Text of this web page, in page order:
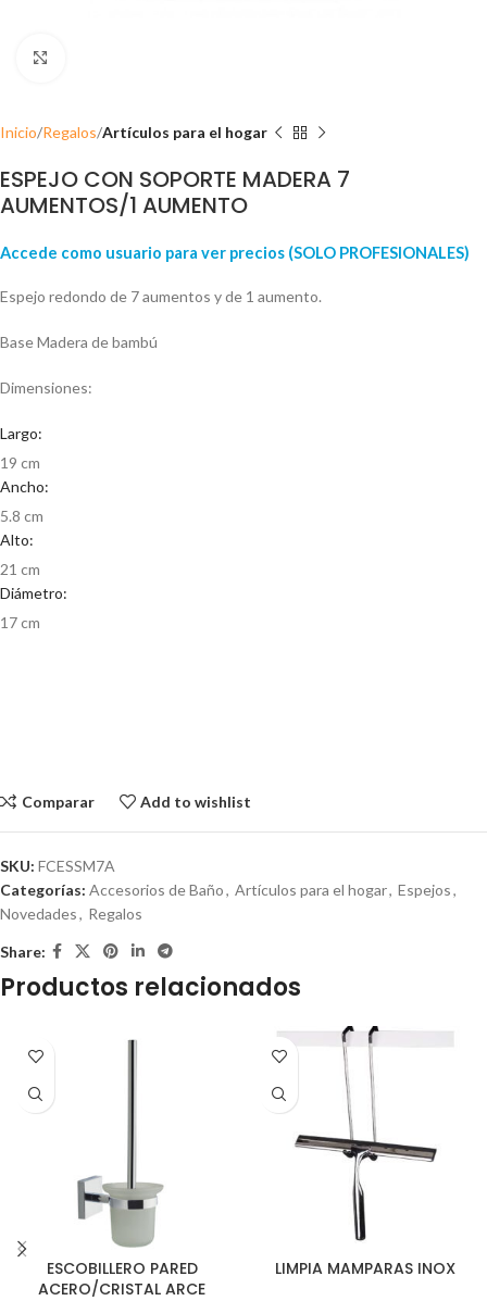
Inicio Regalos Artículos para el hogar
ESPEJO CON SOPORTE MADERA 7
AUMENTOS/1 AUMENTO
Accede como usuario para ver precios (SOLO PROFESIONALES)
Espejo redondo de 7 aumentos y de 1 aumento.
Base Madera de bambú
Dimensiones:
Largo:
19 cm
Ancho:
5.8 cm
Alto:
21 cm
Diámetro:
17 cm
Comparar Add to wishlist
SKU: FCESSM7A
Categorías: Accesorios de Baño, Artículos para el hogar, Espejos,
Novedades, Regalos
Share:
Productos relacionados
ESCOBILLERO PARED
ACERO/CRISTAL ARCE
LIMPIA MAMPARAS INOX